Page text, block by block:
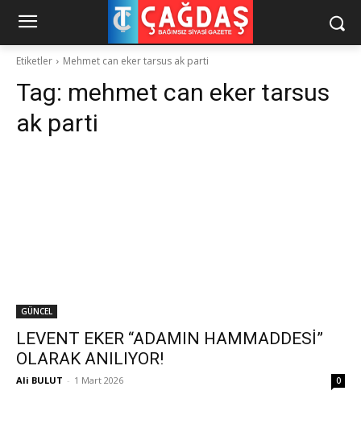
Etiketler Mehmet can eker tarsus ak parti
Tag: mehmet can eker tarsus
ak parti
GÜNCEL
LEVENT EKER “ADAMIN HAMMADDESİ”
OLARAK ANILIYOR!
Ali BULUT - 1 Mart 2026 0